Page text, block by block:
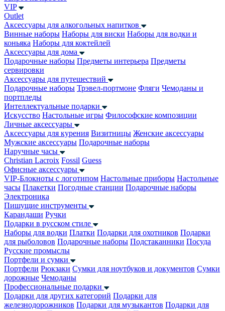
VIP
Outlet
Аксессуары для алкогольных напитков
Винные наборы Наборы для виски Наборы для водки и
коньяка Наборы для коктейлей
Аксессуары для дома
Подарочные наборы Предметы интерьера Предметы
сервировки
Аксессуары для путешествий
Подарочные наборы Трэвел-портмоне Фляги Чемоданы и
портпледы
Интеллектуальные подарки
Искусство Настольные игры Философские композиции
Личные аксессуары
Аксессуары для курения Визитницы Женские аксессуары
Мужские аксессуары Подарочные наборы
Наручные часы
Christian Lacroix Fossil Guess
Офисные аксессуары
VIP-Блокноты с логотипом Настольные приборы Настольные
часы Плакетки Погодные станции Подарочные наборы
Электроника
Пишущие инструменты
Карандаши Ручки
Подарки в русском стиле
Наборы для водки Платки Подарки для охотников Подарки
для рыболовов Подарочные наборы Подстаканники Посуда
Русские промыслы
Портфели и сумки
Портфели Рюкзаки Сумки для ноутбуков и документов Сумки
дорожные Чемоданы
Профессиональные подарки
Подарки для других категорий Подарки для
железнодорожников Подарки для музыкантов Подарки для